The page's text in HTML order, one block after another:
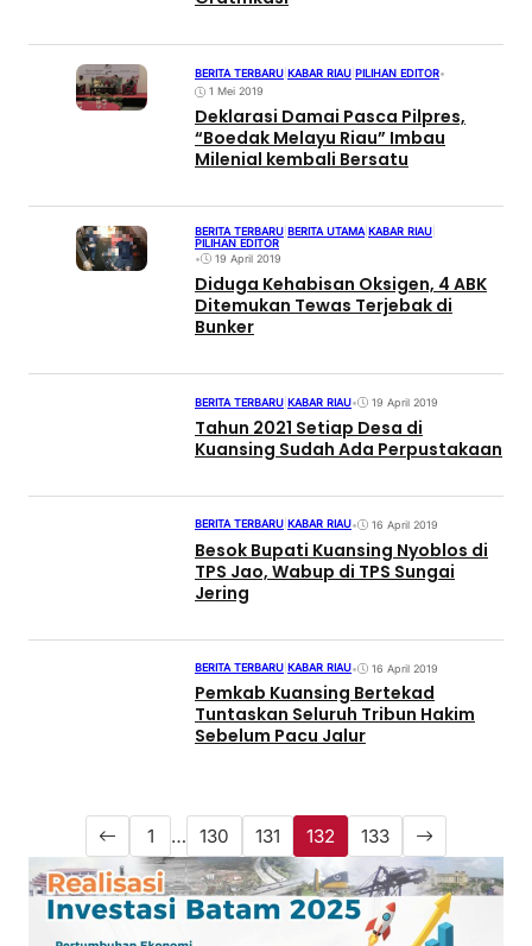
BERITA TERBARU KABAR RIAU PILIHAN EDITOR•
1 Mei 2019
Deklarasi Damai Pasca Pilpres,
“Boedak Melayu Riau” Imbau
Milenial kembali Bersatu
BERITA TERBARU BERITA UTAMA|KABAR RIAU
PILIHAN EDITOR
•
19 April 2019
Diduga Kehabisan Oksigen, 4 ABK
Ditemukan Tewas Terjebak di
Bunker
BERITA TERBARU KABAR RIAU• 19 April 2019
Tahun 2021 Setiap Desa di
Kuansing Sudah Ada Perpustakaan
BERITA TERBARU KABAR RIAU• 16 April 2019
Besok Bupati Kuansing Nyoblos di
TPS Jao, Wabup di TPS Sungai
Jering
BERITA TERBARU KABAR RIAU• 16 April 2019
Pemkab Kuansing Bertekad
Tuntaskan Seluruh Tribun Hakim
Sebelum Pacu Jalur
1 … 130 131 132 133